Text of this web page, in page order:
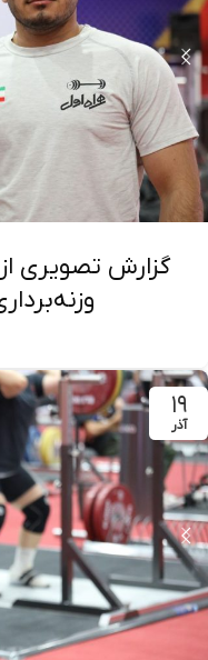
گزارش تصویری
۱۹
آذر